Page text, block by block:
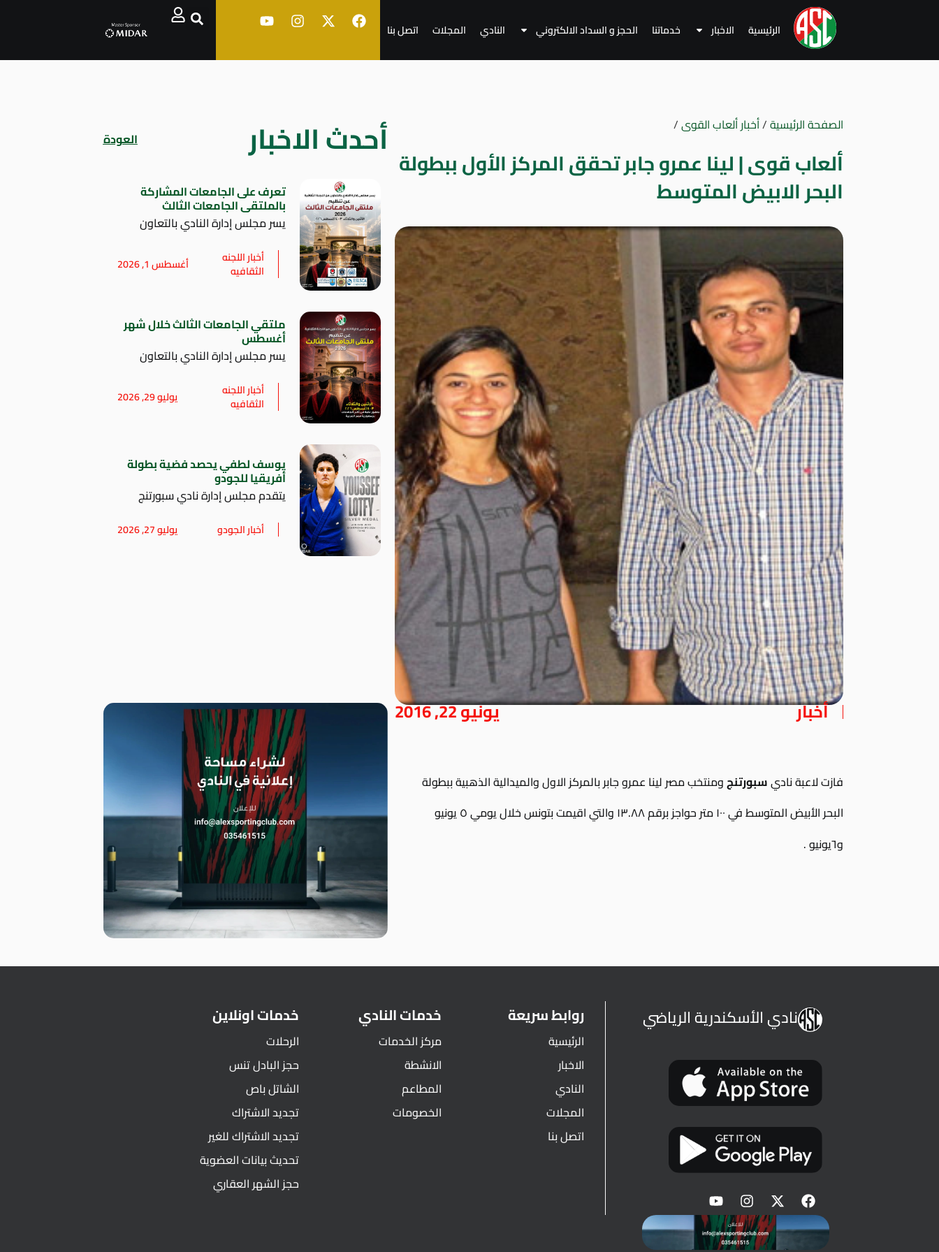
الرئيسية الاخبار خدماتنا الحجز و السداد الالكتروني النادي المجلات اتصل بنا
الصفحة الرئيسية/أخبار ألعاب القوى/
ألعاب قوى | لينا عمرو جابر تحقق المركز الأول ببطولة
البحر الابيض المتوسط
أخبار يونيو 22, 2016
فازت لاعبة ناديسبورتنجومنتخب مصر لينا عمرو جابر بالمركز الاول والميدالية الذهبية ببطولة
البحر الأبيض المتوسط في ١٠٠ متر حواجز برقم ١٣.٨٨ والتي اقيمت بتونس خلال يومي ٥ يونيو
و٦يونيو .
أحدث الاخبار العودة
تعرف على الجامعات المشاركة
بالملتقى الجامعات الثالث
يسر مجلس إدارة النادي بالتعاون
أخبار اللجنه
الثقافيه أغسطس 1, 2026
ملتقي الجامعات الثالث خلال شهر
أغسطس
يسر مجلس إدارة النادي بالتعاون
أخبار اللجنه
الثقافيه يوليو 29, 2026
يوسف لطفي يحصد فضية بطولة
أفريقيا للجودو
يتقدم مجلس إدارة نادي سبورتنج
أخبار الجودو يوليو 27, 2026
نادي الأسكندرية الرياضي روابط سريعة
الرئيسية
الاخبار
النادي
المجلات
اتصل بنا
خدمات النادي
مركز الخدمات
الانشطة
المطاعم
الخصومات
خدمات اونلاين
الرحلات
حجز البادل تنس
الشاتل باص
تجديد الاشتراك
تجديد الاشتراك للغير
تحديث بيانات العضوية
حجز الشهر العقاري